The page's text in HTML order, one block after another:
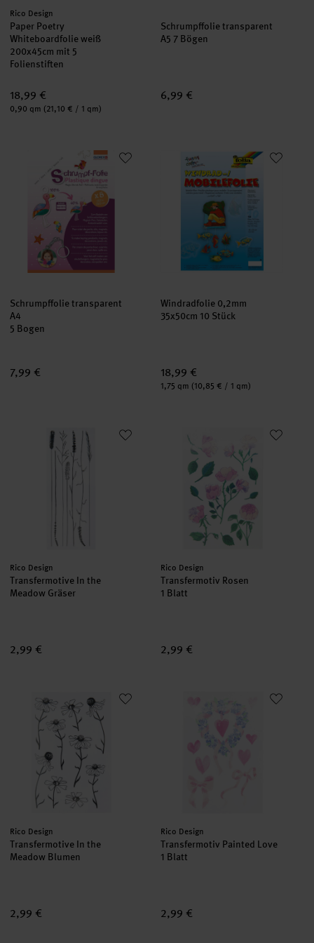
Hersteller:
Rico Design
Paper Poetry
Whiteboardfolie weiß
200x45cm mit 5
Folienstiften
18,99 €
Inhalt:
0,90 qm (21,10 € / 1 qm)
Schrumpffolie transparent
A5 7 Bögen
6,99 €
Schrumpffolie transparent A4
Schrumpffolie transparent
A4
5 Bogen
7,99 €
Windradfolie 0,2mm 35x50cm
Windradfolie 0,2mm
35x50cm 10 Stück
18,99 €
Inhalt:
1,75 qm (10,85 € / 1 qm)
Transfermotive In the Meadow Gräser
Hersteller:
Rico Design
Transfermotive In the
Meadow Gräser
2,99 €
Hersteller:
Rico Design
Transfermotiv Rosen
1 Blatt
2,99 €
Transfermotive In the Meadow Blumen
Hersteller:
Rico Design
Transfermotive In the
Meadow Blumen
2,99 €
Transfermotiv Painted Love
Hersteller:
Rico Design
Transfermotiv Painted Love
1 Blatt
2,99 €